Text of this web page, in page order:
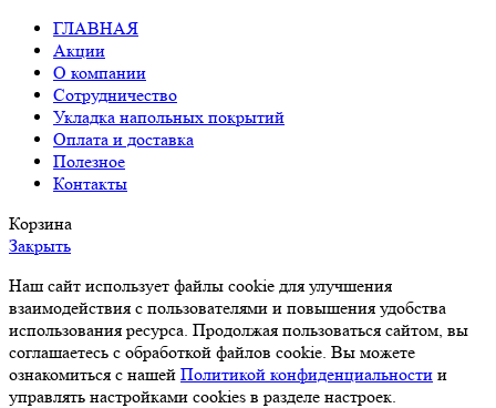
ГЛАВНАЯ
Акции
О компании
Сотрудничество
Укладка напольных покрытий
Оплата и доставка
Полезное
Контакты
Корзина
Закрыть
Наш сайт использует файлы cookie для улучшения
взаимодействия с пользователями и повышения удобства
использования ресурса. Продолжая пользоваться сайтом, вы
соглашаетесь с обработкой файлов cookie. Вы можете
ознакомиться с нашей Политикой конфиденциальности и
управлять настройками cookies в разделе настроек.